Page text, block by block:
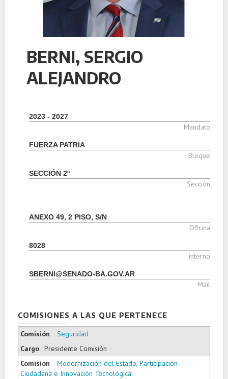
VISITAS GUIADAS
CONTACTO
BERNI, SERGIO
ALEJANDRO
2023 - 2027
Mandato
FUERZA PATRIA
Bloque
SECCIÓN 2º
Sección
ANEXO 49, 2 PISO, S/N
Oficina
8028
interno
SBERNI@SENADO-BA.GOV.AR
Mail
COMISIONES A LAS QUE PERTENECE
Seguridad
Presidente Comisión
Modernización del Estado, Participación
Ciudadana e Innovación Tecnológica